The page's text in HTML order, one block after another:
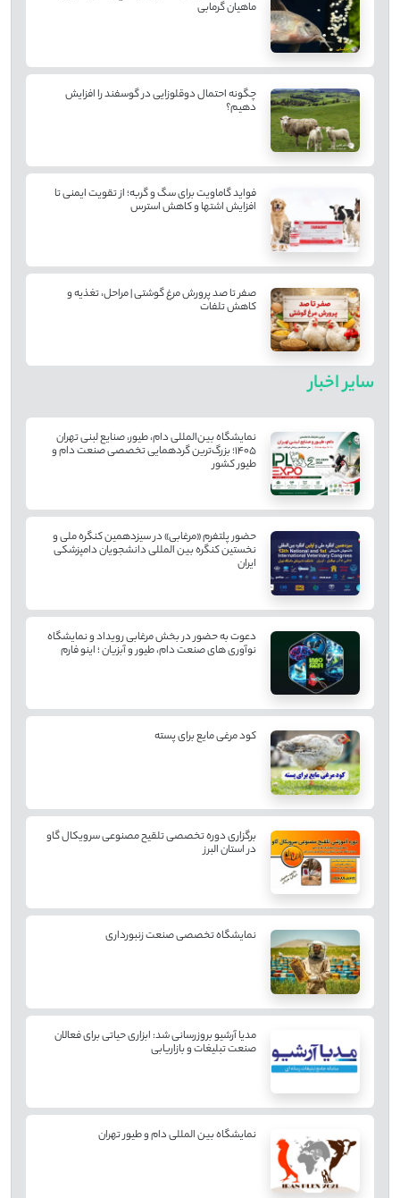
ماهیان گرمابی
چگونه احتمال دوقلوزایی در گوسفند را افزایش
دهیم؟
فواید گاماویت برای سگ و گربه؛ از تقویت ایمنی تا
افزایش اشتها و کاهش استرس
صفر تا صد پرورش مرغ گوشتی | مراحل، تغذیه و
کاهش تلفات
سایر اخبار
نمایشگاه بین‌المللی دام، طیور، صنایع لبنی تهران
۱۴۰۵؛ بزرگ‌ترین گردهمایی تخصصی صنعت دام و
طیور کشور
حضور پلتفرم «مرغابی» در سیزدهمین کنگره ملی و
نخستین کنگره بین ‌المللی دانشجویان دامپزشکی
ایران
دعوت به حضور در بخش مرغابی رویداد و نمایشگاه
نوآوری های صنعت دام، طیور و آبزیان ؛ اینو فارم
کود مرغی مایع برای پسته
برگزاری دوره تخصصی تلقیح مصنوعی سرویکال گاو
در استان البرز
نمایشگاه تخصصی صنعت زنبورداری
مدیا آرشیو بروزرسانی شد: ابزاری حیاتی برای فعالان
صنعت تبلیغات و بازاریابی
نمایشگاه بین المللی دام و طیور تهران